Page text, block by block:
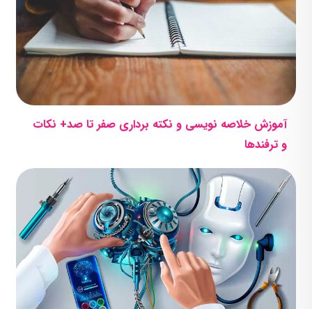
آموزش خلاصه نویسی و نکته برداری صفر تا صد+ نکات
و ترفندها